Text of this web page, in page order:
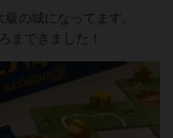
の城になってます。
まできました！